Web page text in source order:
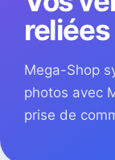
Mega-Shop
photos avec
prise de